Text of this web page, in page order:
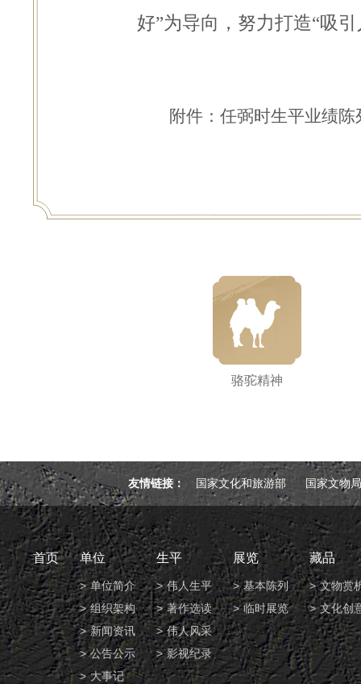
好”为导向，努力打造“吸
附件 ：任弼时生平业绩
骆驼精神
友情链接： 国家文化和旅游部 国家文物局
首页 单位
单位简介
组织架构
新闻资讯
公告公示
大事记
生平
伟人生平
著作选读
伟人风采
影视纪录
展览
基本陈列
临时展览
藏品
文物赏
文化创